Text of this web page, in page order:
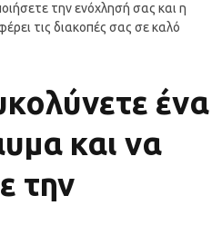
την ενόχλησή σας και η
τις διακοπές σας σε καλό
ένα
και να
την